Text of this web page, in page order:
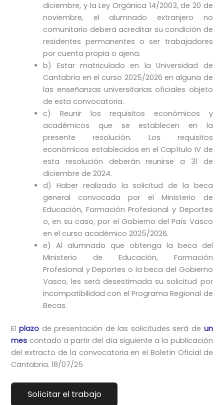
diciembre, y la Ley Orgánica 14/2003, de 20 de
noviembre, el alumnado extranjero no
comunitario deberá acreditar su condición de
residentes permanentes o ser trabajadores
por cuenta propia o ajena.
b) Estar matriculado en la Universidad de
Cantabria en el curso 2025/2026 en alguna de
las enseñanzas universitarias oficiales objeto
de esta convocatoria.
c) Reunir los requisitos económicos y
académicos que se establecen en la
presente resolución. Los requisitos
económicos establecidos en el Capítulo IV de
esta resolución deberán reunirse a 31 de
diciembre de 2024.
d) Haber realizado la solicitud de la beca
general convocada por el Ministerio de
Educación, Formación Profesional y Deportes
o, en su caso, por el Gobierno del País Vasco
en el curso académico 2025/2026.
e) Al alumnado que obtenga la beca del
Ministerio de Educación, Formación
Profesional y Deportes o la beca del Gobierno
Vasco, les será desestimada su solicitud por
incompatibilidad con el Programa Regional de
Becas.
Elplazo de presentación de las solicitudes será de un
mes contado a partir del día siguiente a la publicación
del extracto de la convocatoria en el Boletín Oficial de
Cantabria. 18/07/25